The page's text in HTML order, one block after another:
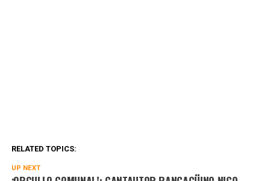
RELATED TOPICS:
UP NEXT